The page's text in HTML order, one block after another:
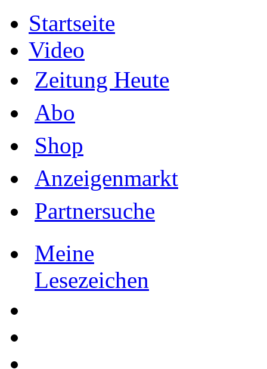
Startseite
Video
Zeitung Heute
Abo
Shop
Anzeigenmarkt
Partnersuche
Meine
Lesezeichen